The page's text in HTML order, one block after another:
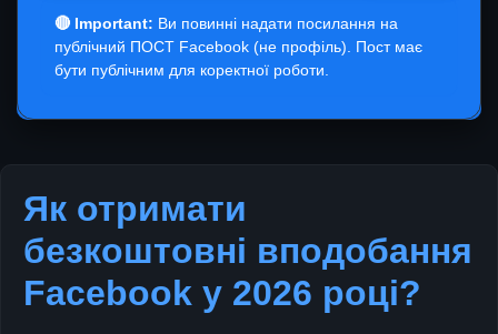
🔴 Important: Ви повинні надати посилання на
публічний ПОСТ Facebook (не профіль). Пост має
бути публічним для коректної роботи.
Як отримати
безкоштовні вподобання
Facebook у 2026 році?